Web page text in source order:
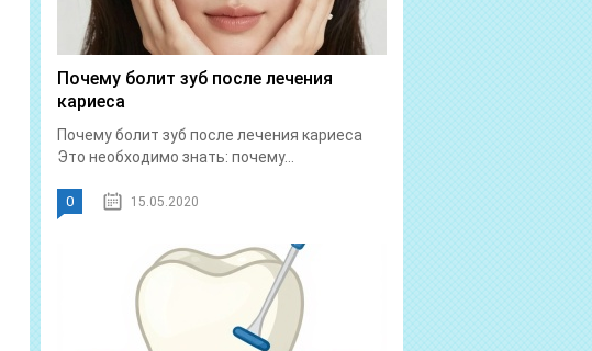
Почему болит зуб после лечения
кариеса
Почему болит зуб после лечения кариеса
Это необходимо знать: почему...
0 15.05.2020